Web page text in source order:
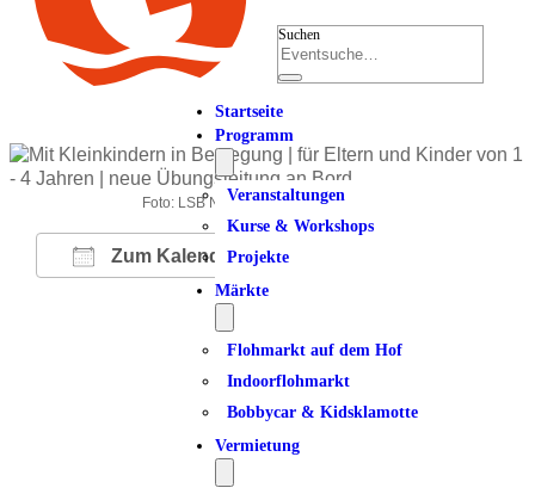
Suchen
Startseite
Programm
Veranstaltungen
Kurse & Workshops
Projekte
Märkte
Flohmarkt auf dem Hof
Indoorflohmarkt
Bobbycar & Kidsklamotte
Vermietung
Foto: LSB NRW Andrea Bowinkelmann
Zum Kalender hinzufügen
ICS herunterladen
Google Kalender
iCalendar